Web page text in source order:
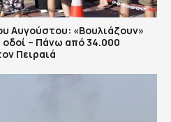
Αυγούστου: «Βουλιάζουν»
οδοί – Πάνω από 34.000
Πειραιά